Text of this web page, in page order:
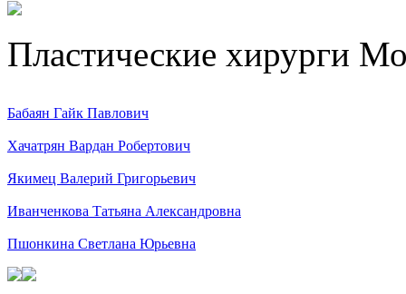
Пластические хирурги
Бабаян Гайк Павлович
Хачатрян Вардан Робертович
Якимец Валерий Григорьевич
Иванченкова Татьяна Александровна
Пшонкина Светлана Юрьевна